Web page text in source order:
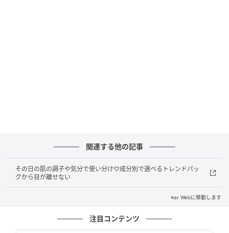
XGジュリンの姫カットボブが似合う人の特徴
3つ
オーダー方法の次は、XGジュリンの姫カットボブがど
関連する他の記事
その日の肌の調子や気分で使い分け♡成分別で選べるトレンドパッ
クから目が離せない
※ar Webに移動します
注目コンテンツ